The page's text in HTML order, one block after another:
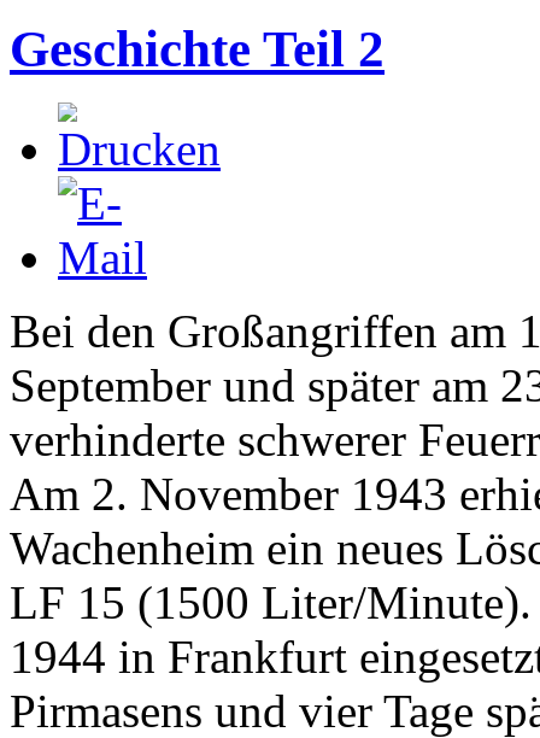
Geschichte Teil 2
Bei den Großangriffen am
September und später am
verhinderte schwerer
Am 2. November 1943
Wachenheim ein neues
LF 15 (1500 Liter/Minute).
1944 in Frankfurt
Pirmasens und vier Tage